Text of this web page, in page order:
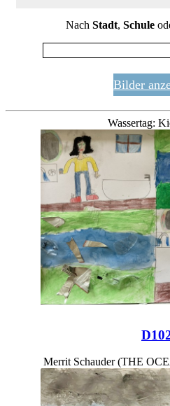
Nach Stadt, Schule
Bilder
Wassertag:
Merrit Schauder (THE